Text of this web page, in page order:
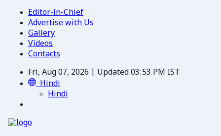
Editor-in-Chief
Advertise with Us
Gallery
Videos
Contacts
Fri, Aug 07, 2026 | Updated 03:53 PM IST
Hindi
Hindi